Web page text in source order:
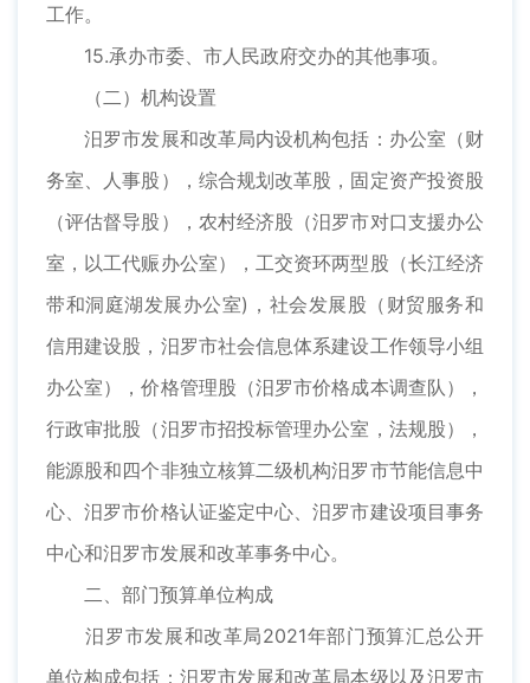
工作。
15.承办市委、市人民政府交办的其他事项。
（二）机构设置
汨罗市发展和改革局内设机构包括：办公室（财
务室、人事股），综合规划改革股，固定资产投资股
（评估督导股），农村经济股（汨罗市对口支援办公
室，以工代赈办公室），工交资环两型股（长江经济
带和洞庭湖发展办公室)，社会发展股（财贸服务和
信用建设股，汨罗市社会信息体系建设工作领导小组
办公室），价格管理股（汨罗市价格成本调查队），
行政审批股（汨罗市招投标管理办公室，法规股），
能源股和四个非独立核算二级机构汨罗市节能信息中
心、汨罗市价格认证鉴定中心、汨罗市建设项目事务
中心和汨罗市发展和改革事务中心。
二、部门预算单位构成
汨罗市发展和改革局2021年部门预算汇总公开
单位构成包括：汨罗市发展和改革局本级以及汨罗市